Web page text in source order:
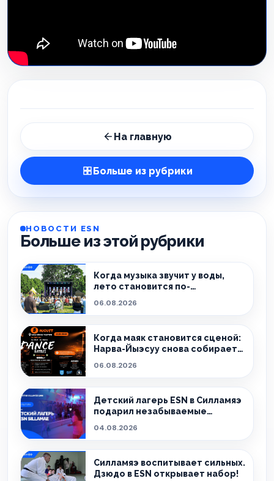
На главную
Больше из рубрики
НОВОСТИ ESN
Больше из этой рубрики
Когда музыка звучит у воды,
лето становится по-
06.08.2026
Когда маяк становится сценой:
Нарва-Йыэсуу снова собирает
06.08.2026
Детский лагерь ESN в Силламяэ
подарил незабываемые
04.08.2026
Силламяэ воспитывает сильных.
Дзюдо в ESN открывает набор!